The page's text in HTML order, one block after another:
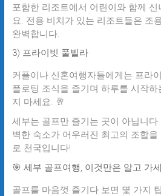
포함한 리조트에서 어린이와 함께
요. 전용 비치가 있는 리조트들은 조
완벽합니다.
3) 프라이빗 풀빌라
커플이나 신혼여행자들에게는 프라
플로팅 조식을 즐기며 하루를 시작
지 마세요. 🥂
세부는 골프만 즐기는 곳이 아닙니
벽한 숙소가 어우러진 최고의 조합
로 천국입니다!
🎯 세부 골프여행, 이것만은 알고 가
골프를 마음껏 즐기다 보면 몇 가지